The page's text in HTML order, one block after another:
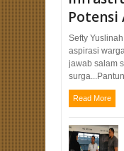
Potensi
Sefty
aspirasi
jawab salam
Read More